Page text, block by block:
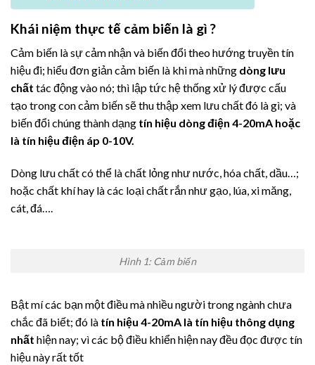
Khái niệm thực tế cảm biến là gì ?
Cảm biến là sự cảm nhận và biến đổi theo hướng truyền tín
hiệu đi; hiểu đơn giản cảm biến là khi mà những dòng lưu
chất tác động vào nó; thì lập tức hệ thống xử lý được cấu
tạo trong con cảm biến sẽ thu thập xem lưu chất đó là gì; và
biến đổi chúng thành dạng tín hiệu dòng điện 4-20mA hoặc
là tín hiệu điện áp 0-10V.
Dòng lưu chất có thể là chất lỏng như nước, hóa chất, dầu…;
hoặc chất khí hay là các loại chất rắn như gạo, lúa, xi măng,
cát, đá….
Hình 1: Cảm biến
Bật mí các bạn một điều mà nhiều người trong ngành chưa
chắc đã biết; đó là tín hiệu 4-20mA là tín hiệu thông dụng
nhất hiện nay; vì các bộ điều khiển hiện nay đều đọc được tín
hiệu này rất tốt